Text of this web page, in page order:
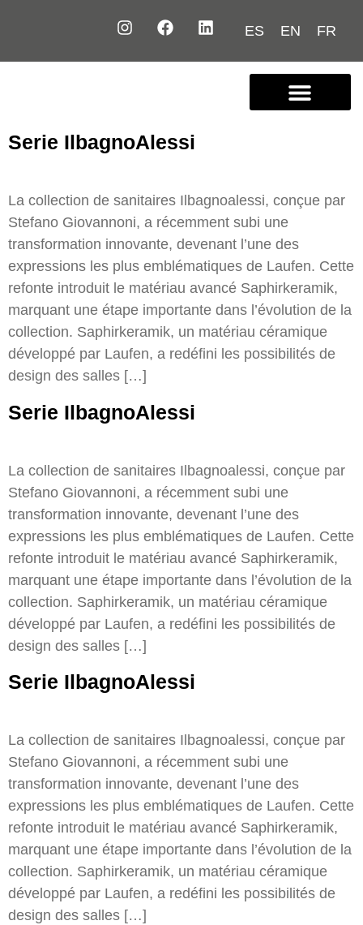
ES EN FR
Serie IlbagnoAlessi
La collection de sanitaires Ilbagnoalessi, conçue par
Stefano Giovannoni, a récemment subi une
transformation innovante, devenant l’une des
expressions les plus emblématiques de Laufen. Cette
refonte introduit le matériau avancé Saphirkeramik,
marquant une étape importante dans l’évolution de la
collection. Saphirkeramik, un matériau céramique
développé par Laufen, a redéfini les possibilités de
design des salles […]
Serie IlbagnoAlessi
La collection de sanitaires Ilbagnoalessi, conçue par
Stefano Giovannoni, a récemment subi une
transformation innovante, devenant l’une des
expressions les plus emblématiques de Laufen. Cette
refonte introduit le matériau avancé Saphirkeramik,
marquant une étape importante dans l’évolution de la
collection. Saphirkeramik, un matériau céramique
développé par Laufen, a redéfini les possibilités de
design des salles […]
Serie IlbagnoAlessi
La collection de sanitaires Ilbagnoalessi, conçue par
Stefano Giovannoni, a récemment subi une
transformation innovante, devenant l’une des
expressions les plus emblématiques de Laufen. Cette
refonte introduit le matériau avancé Saphirkeramik,
marquant une étape importante dans l’évolution de la
collection. Saphirkeramik, un matériau céramique
développé par Laufen, a redéfini les possibilités de
design des salles […]